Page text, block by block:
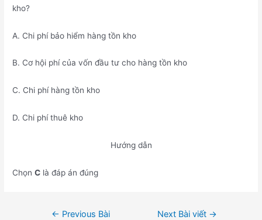
kho?
A. Chi phí bảo hiểm hàng tồn kho
B. Cơ hội phí của vốn đầu tư cho hàng tồn kho
C. Chi phí hàng tồn kho
D. Chi phí thuê kho
Hướng dẫn
ChọnC là đáp án đúng
← Previous Bài
Next Bài viết →